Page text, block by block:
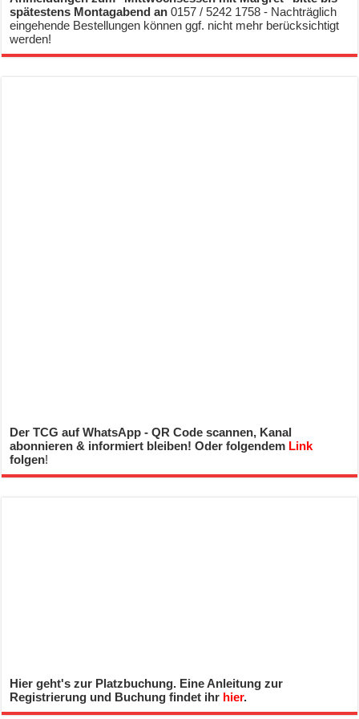
spätestens Montagabend an0157 / 5242 1758 - Nachträglich
eingehende Bestellungen können ggf. nicht mehr berücksichtigt
werden!
Der TCG auf WhatsApp - QR Code scannen, Kanal
abonnieren & informiert bleiben! Oder folgendem Link
folgen!
Hier geht's zur Platzbuchung. Eine Anleitung zur
Registrierung und Buchung findet ihr hier.